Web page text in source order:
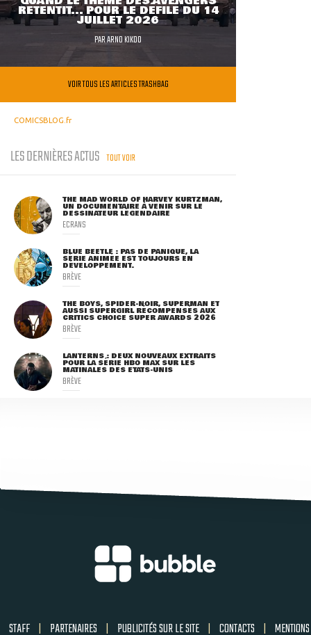
RETENTIT... POUR LE DÉFILÉ DU 14
JUILLET 2026
PARARNO KIKOO
VOIR TOUS LES ARTICLES TRASHBAG
COMICSBLOG.fr
LES DERNIÈRES ACTUS TOUT VOIR
THE MAD WORLD OF HARVEY KURTZMAN,
UN DOCUMENTAIRE À VENIR SUR LE
DESSINATEUR LÉGENDAIRE
ECRANS
BLUE BEETLE : PAS DE PANIQUE, LA
SÉRIE ANIMÉE EST TOUJOURS EN
DÉVELOPPEMENT.
BRÈVE
THE BOYS, SPIDER-NOIR, SUPERMAN ET
AUSSI SUPERGIRL RÉCOMPENSÉS AUX
CRITICS CHOICE SUPER AWARDS 2026
BRÈVE
LANTERNS : DEUX NOUVEAUX EXTRAITS
POUR LA SÉRIE HBO MAX SUR LES
MATINALES DES ETATS-UNIS
BRÈVE
STAFF | PARTENAIRES | PUBLICITÉS SUR LE SITE | CONTACTS | MENTIONS